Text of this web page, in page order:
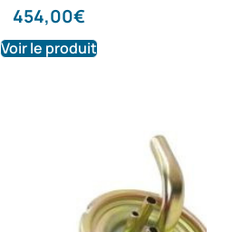
454,00€
Voir le produit